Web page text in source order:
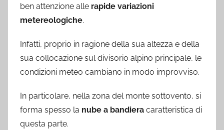
ben attenzione alle rapide variazioni
metereologiche.
Infatti, proprio in ragione della sua altezza e della
sua collocazione sul divisorio alpino principale, le
condizioni meteo cambiano in modo improvviso.
In particolare, nella zona del monte sottovento, si
forma spesso la nube a bandiera caratteristica di
questa parte.